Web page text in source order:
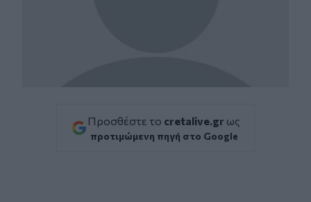
Προσθέστε το cretalive.gr ως
προτιμώμενη πηγή στο Google